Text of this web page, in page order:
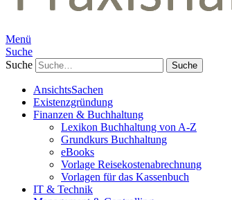
Menü
Suche
Suche
AnsichtsSachen
Existenzgründung
Finanzen & Buchhaltung
Lexikon Buchhaltung von A-Z
Grundkurs Buchhaltung
eBooks
Vorlage Reisekostenabrechnung
Vorlagen für das Kassenbuch
IT & Technik